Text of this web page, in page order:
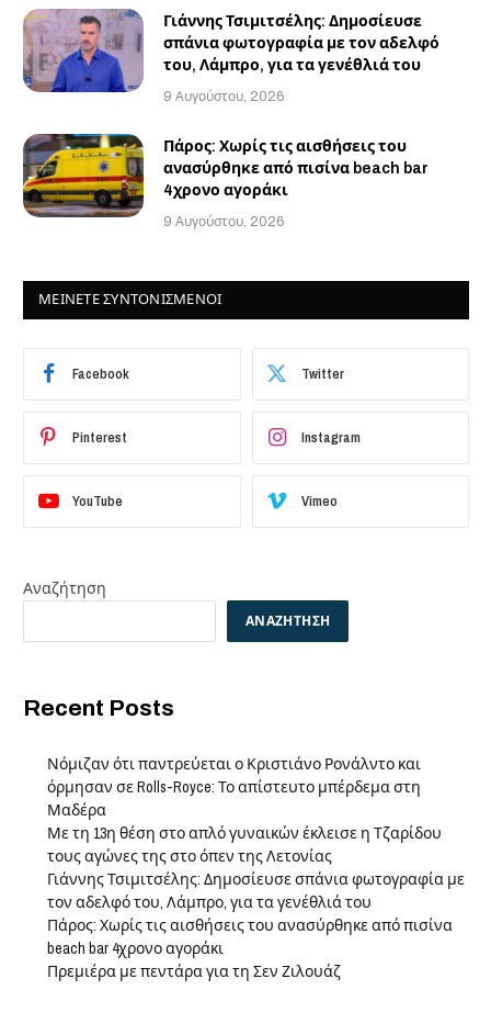
Γιάννης Τσιμιτσέλης: Δημοσίευσε
σπάνια φωτογραφία με τον αδελφό
του, Λάμπρο, για τα γενέθλιά του
9 Αυγούστου, 2026
Πάρος: Χωρίς τις αισθήσεις του
ανασύρθηκε από πισίνα beach bar
4χρονο αγοράκι
9 Αυγούστου, 2026
ΜΕΙΝΕΤΕ ΣΥΝΤΟΝΙΣΜΕΝΟΙ
Facebook Twitter
Pinterest Instagram
YouTube Vimeo
Αναζήτηση
ΑΝΑΖΉΤΗΣΗ
Recent Posts
Νόμιζαν ότι παντρεύεται ο Κριστιάνο Ρονάλντο και
όρμησαν σε Rolls-Royce: Το απίστευτο μπέρδεμα στη
Μαδέρα
Με τη 13η θέση στο απλό γυναικών έκλεισε η Τζαρίδου
τους αγώνες της στο όπεν της Λετονίας
Γιάννης Τσιμιτσέλης: Δημοσίευσε σπάνια φωτογραφία με
τον αδελφό του, Λάμπρο, για τα γενέθλιά του
Πάρος: Χωρίς τις αισθήσεις του ανασύρθηκε από πισίνα
beach bar 4χρονο αγοράκι
Πρεμιέρα με πεντάρα για τη Σεν Ζιλουάζ